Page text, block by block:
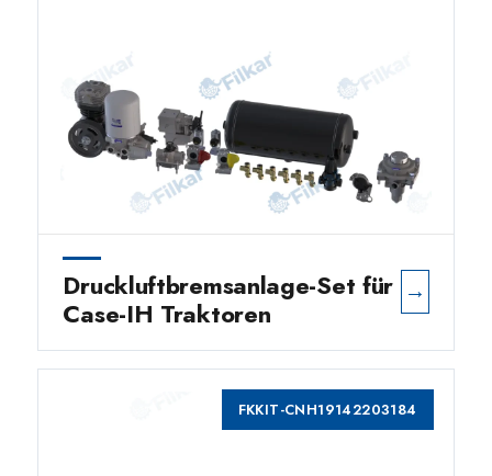
Druckluftbremsanlage-Set für
Case-IH Traktoren
→
FKKIT-CNH19142203184